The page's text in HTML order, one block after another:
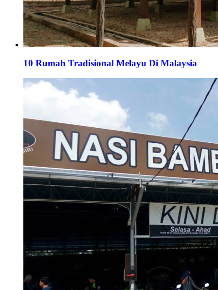
10 Rumah Tradisional Melayu Di Malaysia